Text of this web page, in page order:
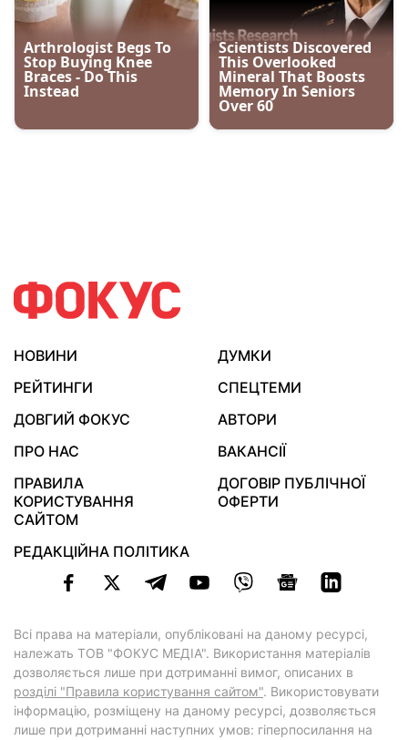
НОВИНИ
ДУМКИ
РЕЙТИНГИ
СПЕЦТЕМИ
ДОВГИЙ ФОКУС
АВТОРИ
ПРО НАС
ВАКАНСІЇ
ПРАВИЛА
КОРИСТУВАННЯ
САЙТОМ
ДОГОВІР ПУБЛІЧНОЇ
ОФЕРТИ
РЕДАКЦІЙНА ПОЛІТИКА
Всі права на матеріали, опубліковані на даному ресурсі,
належать ТОВ "ФОКУС МЕДІА". Використання матеріалів
дозволяється лише при дотриманні вимог, описаних в
розділі "Правила користування сайтом". Використовувати
інформацію, розміщену на даному ресурсі, дозволяється
лише при дотриманні наступних умов: гіперпосилання на